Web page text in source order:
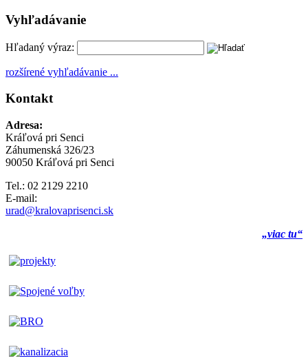
Vyhľadávanie
Hľadaný výraz:
rozšírené vyhľadávanie ...
Kontakt
Adresa:
Kráľová pri Senci
Záhumenská 326/23
90050 Kráľová pri Senci
Tel.: 02 2129 2210
E-mail:
urad@kralovaprisenci.sk
„viac tu“